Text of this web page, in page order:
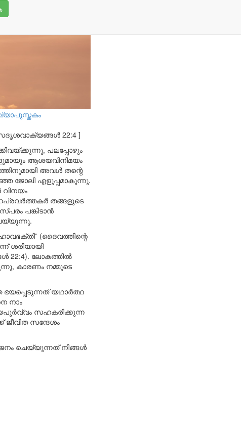
22:4 ]
പലപ്പോഴും
ആശയവിനിമയം
അവൾ തന്റെ
ജോലി എളുപ്പമാകുന്നു.
തങ്ങളുടെ
പങ്കിടാൻ
(ദൈവത്തിന്റെ
ശരിയായി
22:4). ലോകത്തിൽ
കാരണം നമ്മുടെ
ഭയപ്പെടുന്നത് യഥാർത്ഥ
നാം
സഹകരിക്കുന്ന
സന്ദേശം
ചെയ്യുന്നത് നിങ്ങൾ